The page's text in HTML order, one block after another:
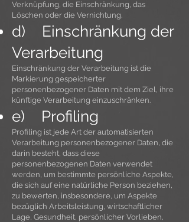
Verknüpfung, die Einschränkung, das
Löschen oder die Vernichtung.
d) Einschränkung der
Verarbeitung
Einschränkung der Verarbeitung ist die
Markierung gespeicherter
personenbezogener Daten mit dem Ziel, ihre
künftige Verarbeitung einzuschränken.
e) Profiling
Profiling ist jede Art der automatisierten
Verarbeitung personenbezogener Daten, die
darin besteht, dass diese
personenbezogenen Daten verwendet
werden, um bestimmte persönliche Aspekte,
die sich auf eine natürliche Person beziehen,
zu bewerten, insbesondere, um Aspekte
bezüglich Arbeitsleistung, wirtschaftlicher
Lage, Gesundheit, persönlicher Vorlieben,